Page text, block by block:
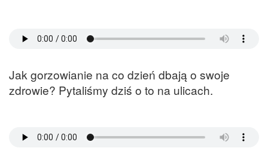
Jak gorzowianie na co dzień dbają o swoje
zdrowie? Pytaliśmy dziś o to na ulicach.